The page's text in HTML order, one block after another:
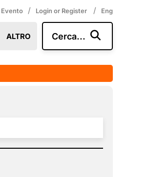
Evento / Login or Register / Eng
ALTRO Cerca...